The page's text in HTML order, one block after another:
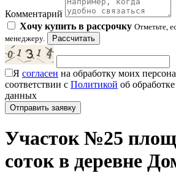
Комментарий
Хочу купить в рассрочку Отметьте,
менеджеру.
Рассчитать
Я согласен на обработку моих
соответствии с Политикой об
данных
Участок №25
соток в деревне